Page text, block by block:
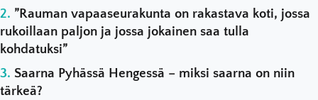
”Rauman vapaaseurakunta on rakastava koti, jossa
rukoillaan paljon ja jossa jokainen saa tulla
kohdatuksi”
Saarna Pyhässä Hengessä – miksi saarna on niin
tärkeä?